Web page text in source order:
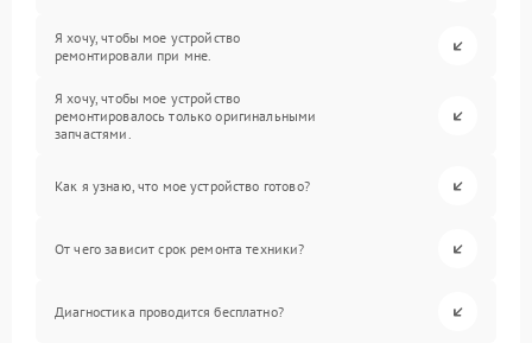
Я хочу, чтобы мое устройство
ремонтировали при мне.
Я хочу, чтобы мое устройство
ремонтировалось только оригинальными
запчастями.
Как я узнаю, что мое устройство готово?
От чего зависит срок ремонта техники?
Диагностика проводится бесплатно?